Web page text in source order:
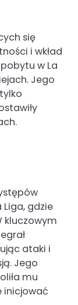
się
i wkład
w La
Jego
Liga, gdzie
kluczowym
ataki i
Jego
mu
inicjować